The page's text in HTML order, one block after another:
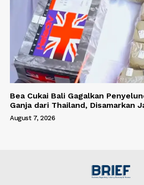
Bea Cukai Bali Gagalkan
Ganja dari Thailand, Disamarkan
August 7, 2026